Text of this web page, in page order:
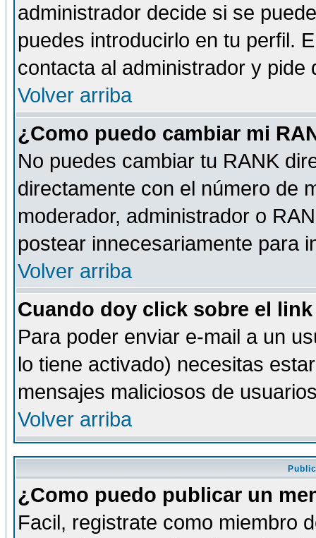
administrador decide si se
puedes introducirlo en tu perfil.
contacta al administrador y
Volver arriba
¿Como puedo cambiar mi
No puedes cambiar tu RANK
directamente con el número de
moderador, administrador o
postear innecesariamente para
Volver arriba
Cuando doy click sobre el
Para poder enviar e-mail a un
lo tiene activado) necesitas
mensajes maliciosos de
Volver arriba
¿Como puedo publicar un
Facil, registrate como miembro